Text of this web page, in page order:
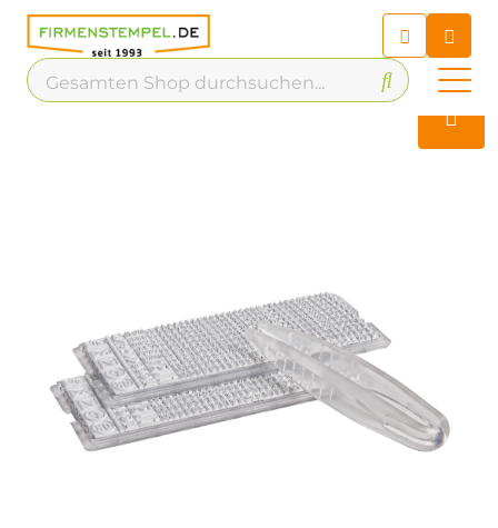
Chatbot
Chatten Sie 24/7 mit unserem
hilfreichen Chatbot
Kontakt